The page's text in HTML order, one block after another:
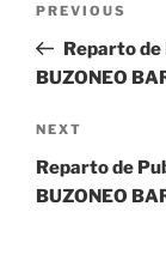
Previous
Post
PREVIOUS
Reparto de
BUZONEO
Next
Post
NEXT
Reparto de
BUZONEO